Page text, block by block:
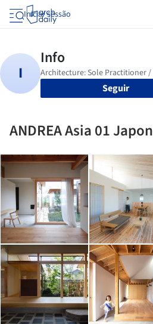
Iniciar sessão
Seguir
ANDREA Asia 01 Japon